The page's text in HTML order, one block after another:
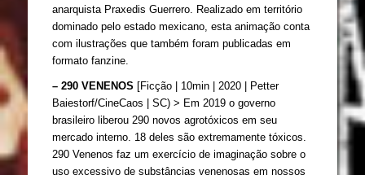
anarquista Praxedis Guerrero. Realizado em território
dominado pelo estado mexicano, esta animação conta
com ilustrações que também foram publicadas em
formato fanzine.
– 290 VENENOS [Ficção | 10min | 2020 | Petter
Baiestorf/CineCaos | SC) > Em 2019 o governo
brasileiro liberou 290 novos agrotóxicos em seu
mercado interno. 18 deles são extremamente tóxicos.
290 Venenos faz um exercício de imaginação sobre o
uso excessivo de substâncias venenosas em nossos